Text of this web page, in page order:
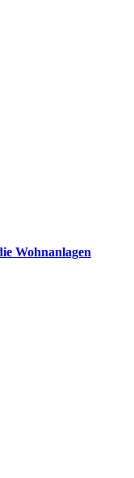
Wohnanlagen